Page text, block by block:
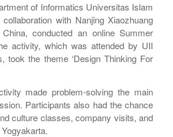
of Informatics Universitas Islam
with Nanjing Xiaozhuang
conducted an online Summer
activity, which was attended by UII
took the theme ‘Design Thinking For
made problem-solving the main
Participants also had the chance
culture classes, company visits, and